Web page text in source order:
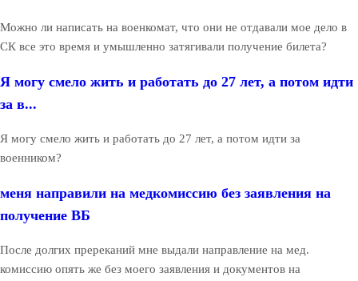
Можно ли написать на военкомат, что они не отдавали мое дело в
СК все это время и умышленно затягивали получение билета?
Я могу смело жить и работать до 27 лет, а потом идти
за в...
Я могу смело жить и работать до 27 лет, а потом идти за
военником?
меня направили на медкомиссию без заявления на
получение ВБ
После долгих пререканий мне выдали направление на мед.
комиссию опять же без моего заявления и документов на